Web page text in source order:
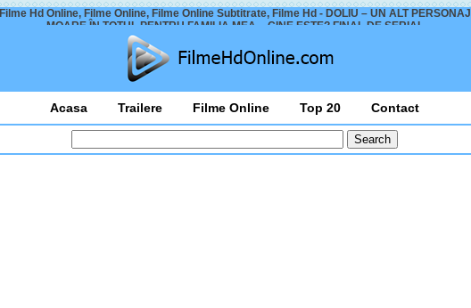
Filme Hd Online, Filme Online, Filme Online Subtitrate, Filme Hd - DOLIU – UN ALT PERSONAJ
MOARE ÎN TOTUL PENTRU FAMILIA MEA – CINE ESTE? FINAL DE SERIAL
Acasa Trailere Filme Online Top 20 Contact